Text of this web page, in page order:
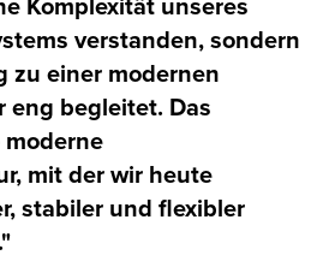
verstanden, sondern
zu einer modernen
begleitet. Das
mit der wir heute
stabiler und flexibler